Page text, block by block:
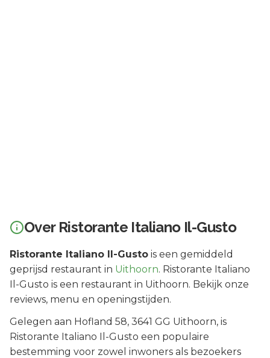
Over Ristorante Italiano Il-Gusto
Ristorante Italiano Il-Gusto is een gemiddeld
geprijsd restaurant in Uithoorn. Ristorante Italiano
Il-Gusto is een restaurant in Uithoorn. Bekijk onze
reviews, menu en openingstijden.
Gelegen aan Hofland 58, 3641 GG Uithoorn, is
Ristorante Italiano Il-Gusto een populaire
bestemming voor zowel inwoners als bezoekers